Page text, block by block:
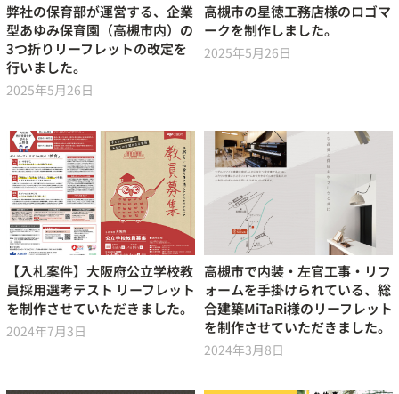
弊社の保育部が運営する、企業
型あゆみ保育園（高槻市内）の
3つ折りリーフレットの改定を
行いました。
2025年5月26日
高槻市の星徳工務店様のロゴマ
ークを制作しました。
2025年5月26日
【入札案件】大阪府公立学校教
員採用選考テスト リーフレット
を制作させていただきました。
2024年7月3日
高槻市で内装・左官工事・リフ
ォームを手掛けられている、総
合建築MiTaRi様のリーフレット
を制作させていただきました。
2024年3月8日